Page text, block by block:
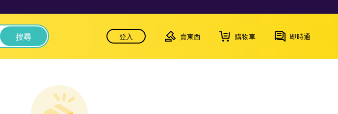
搜尋 登入 賣東西 購物車 即時通